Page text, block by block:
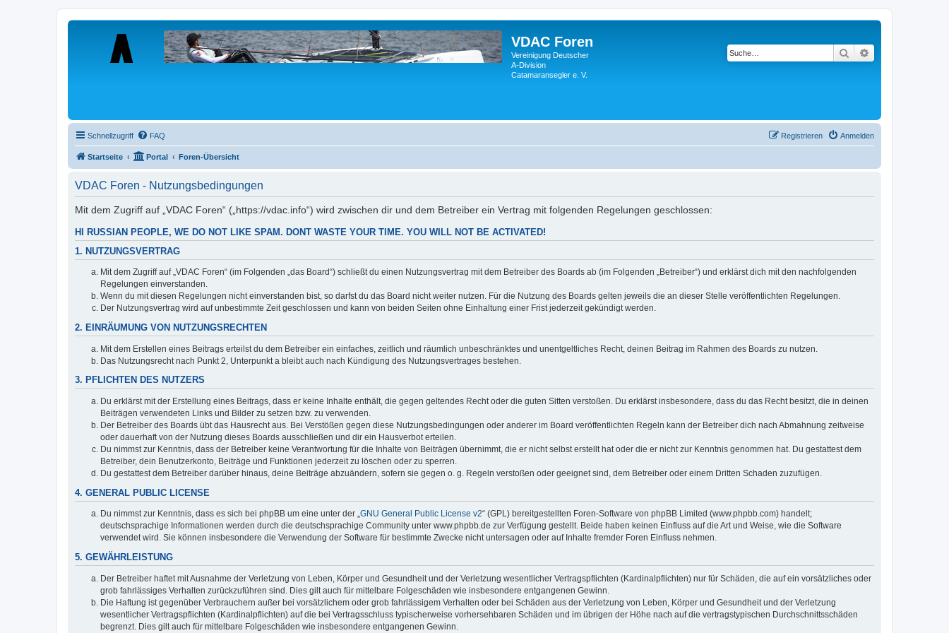
VDAC Foren
Vereinigung Deutscher
A-Division
Catamaransegler e. V.
Suche
Schnellzugriff FAQ Anmelden
Registrieren
Startseite Portal Foren-Übersicht
VDAC Foren - Nutzungsbedingungen
Mit dem Zugriff auf „VDAC Foren“ („https://vdac.info“) wird zwischen dir und dem Betreiber ein Vertrag mit folgenden Regelungen geschlossen:
HI RUSSIAN PEOPLE, WE DO NOT LIKE SPAM. DONT WASTE YOUR TIME. YOU WILL NOT BE ACTIVATED!
1. NUTZUNGSVERTRAG
Mit dem Zugriff auf „VDAC Foren“ (im Folgenden „das Board“) schließt du einen Nutzungsvertrag mit dem Betreiber des Boards ab (im Folgenden „Betreiber“) und erklärst dich mit den nachfolgenden
Regelungen einverstanden.
Wenn du mit diesen Regelungen nicht einverstanden bist, so darfst du das Board nicht weiter nutzen. Für die Nutzung des Boards gelten jeweils die an dieser Stelle veröffentlichten Regelungen.
Der Nutzungsvertrag wird auf unbestimmte Zeit geschlossen und kann von beiden Seiten ohne Einhaltung einer Frist jederzeit gekündigt werden.
2. EINRÄUMUNG VON NUTZUNGSRECHTEN
Mit dem Erstellen eines Beitrags erteilst du dem Betreiber ein einfaches, zeitlich und räumlich unbeschränktes und unentgeltliches Recht, deinen Beitrag im Rahmen des Boards zu nutzen.
Das Nutzungsrecht nach Punkt 2, Unterpunkt a bleibt auch nach Kündigung des Nutzungsvertrages bestehen.
3. PFLICHTEN DES NUTZERS
Du erklärst mit der Erstellung eines Beitrags, dass er keine Inhalte enthält, die gegen geltendes Recht oder die guten Sitten verstoßen. Du erklärst insbesondere, dass du das Recht besitzt, die in deinen
Beiträgen verwendeten Links und Bilder zu setzen bzw. zu verwenden.
Der Betreiber des Boards übt das Hausrecht aus. Bei Verstößen gegen diese Nutzungsbedingungen oder anderer im Board veröffentlichten Regeln kann der Betreiber dich nach Abmahnung zeitweise
oder dauerhaft von der Nutzung dieses Boards ausschließen und dir ein Hausverbot erteilen.
Du nimmst zur Kenntnis, dass der Betreiber keine Verantwortung für die Inhalte von Beiträgen übernimmt, die er nicht selbst erstellt hat oder die er nicht zur Kenntnis genommen hat. Du gestattest dem
Betreiber, dein Benutzerkonto, Beiträge und Funktionen jederzeit zu löschen oder zu sperren.
Du gestattest dem Betreiber darüber hinaus, deine Beiträge abzuändern, sofern sie gegen o. g. Regeln verstoßen oder geeignet sind, dem Betreiber oder einem Dritten Schaden zuzufügen.
4. GENERAL PUBLIC LICENSE
Du nimmst zur Kenntnis, dass es sich bei phpBB um eine unter der „GNU General Public License v2“ (GPL) bereitgestellten Foren-Software von phpBB Limited (www.phpbb.com) handelt;
deutschsprachige Informationen werden durch die deutschsprachige Community unter www.phpbb.de zur Verfügung gestellt. Beide haben keinen Einfluss auf die Art und Weise, wie die Software
verwendet wird. Sie können insbesondere die Verwendung der Software für bestimmte Zwecke nicht untersagen oder auf Inhalte fremder Foren Einfluss nehmen.
5. GEWÄHRLEISTUNG
Der Betreiber haftet mit Ausnahme der Verletzung von Leben, Körper und Gesundheit und der Verletzung wesentlicher Vertragspflichten (Kardinalpflichten) nur für Schäden, die auf ein vorsätzliches oder
grob fahrlässiges Verhalten zurückzuführen sind. Dies gilt auch für mittelbare Folgeschäden wie insbesondere entgangenen Gewinn.
Die Haftung ist gegenüber Verbrauchern außer bei vorsätzlichem oder grob fahrlässigem Verhalten oder bei Schäden aus der Verletzung von Leben, Körper und Gesundheit und der Verletzung
wesentlicher Vertragspflichten (Kardinalpflichten) auf die bei Vertragsschluss typischerweise vorhersehbaren Schäden und im übrigen der Höhe nach auf die vertragstypischen Durchschnittsschäden
begrenzt. Dies gilt auch für mittelbare Folgeschäden wie insbesondere entgangenen Gewinn.